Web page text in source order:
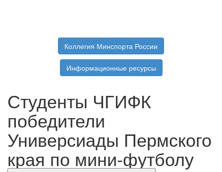
Коллегия Минспорта России
Информационные ресурсы
Студенты ЧГИФК
победители
Универсиады Пермского
края по мини-футболу